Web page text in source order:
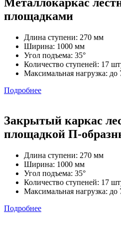
площадками
Длина ступени: 270 мм
Ширина: 1000 мм
Угол подъема: 35°
Количество ступеней: 17
Максимальная нагрузка: до
Подробнее
Закрытый каркас
площадкой П-
Длина ступени: 270 мм
Ширина: 1000 мм
Угол подъема: 35°
Количество ступеней: 17
Максимальная нагрузка: до
Подробнее